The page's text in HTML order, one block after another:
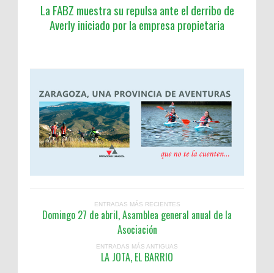
La FABZ muestra su repulsa ante el derribo de
Averly iniciado por la empresa propietaria
ENTRADAS MÁS RECIENTES
Domingo 27 de abril, Asamblea general anual de la
Asociación
ENTRADAS MÁS ANTIGUAS
LA JOTA, EL BARRIO